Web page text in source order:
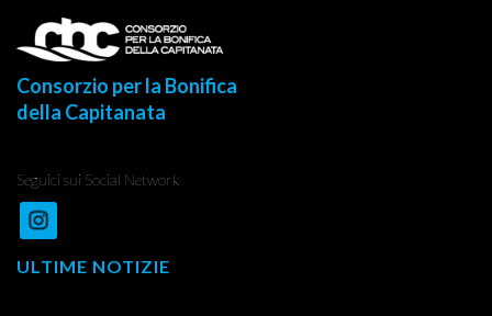
Consorzio per la Bonifica
della Capitanata
Seguici sui Social Network
ULTIME NOTIZIE